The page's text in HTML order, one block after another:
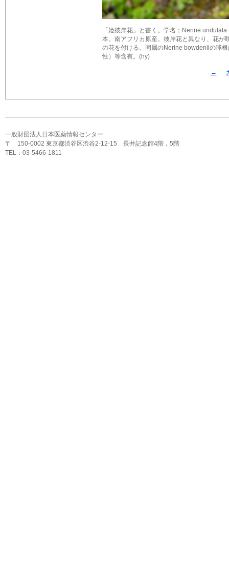
「姫彼岸花」と書く。学名；Nerine
本。南アフリカ原産。彼岸花と異なり、花
の花を付ける。同属のNerine bowdeniiの球
性）等含有。(hy)
←
一般財団法人日本医薬情報センター
〒 150-0002 東京都渋谷区渋谷2-12-15 長井記念館4階，5階
TEL：03-5466-1811